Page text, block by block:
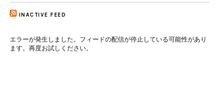
INACTIVE FEED
エラーが発生しました。フィードの配信が停止している可能性があり
ます。再度お試しください。